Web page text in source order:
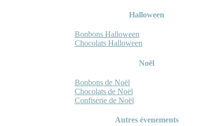
Halloween
Bonbons Halloween
Chocolats Halloween
Noël
Bonbons de Noël
Chocolats de Noël
Confiserie de Noël
Autres évenements